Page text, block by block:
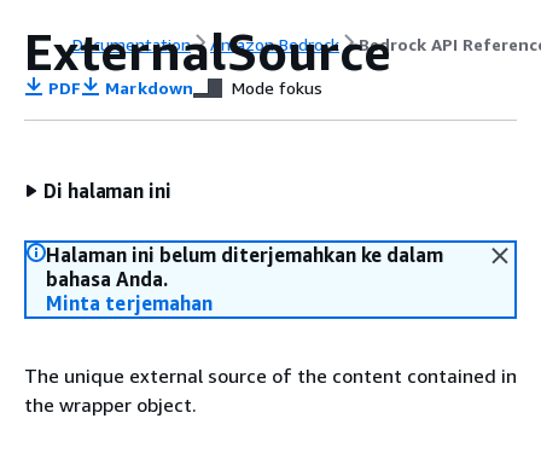
Documentation Amazon Bedrock Bedrock API
ExternalSource
PDF Markdown Mode fokus
Di halaman ini
Halaman ini belum diterjemahkan ke dalam
bahasa Anda.
Minta terjemahan
The unique external source of the content contained in
the wrapper object.